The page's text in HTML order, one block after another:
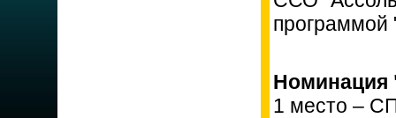
программой
Номинация
1 место –